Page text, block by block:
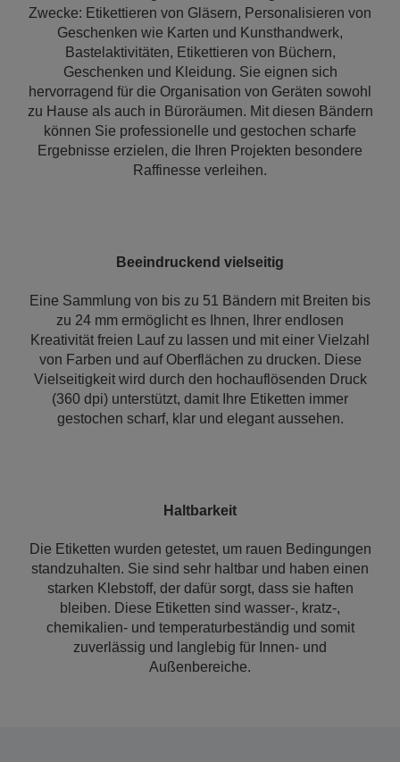
Zwecke: Etikettieren von Gläsern, Personalisieren von
Geschenken wie Karten und Kunsthandwerk,
Bastelaktivitäten, Etikettieren von Büchern,
Geschenken und Kleidung. Sie eignen sich
hervorragend für die Organisation von Geräten sowohl
zu Hause als auch in Büroräumen. Mit diesen Bändern
können Sie professionelle und gestochen scharfe
Ergebnisse erzielen, die Ihren Projekten besondere
Raffinesse verleihen.
Beeindruckend vielseitig
Eine Sammlung von bis zu 51 Bändern mit Breiten bis
zu 24 mm ermöglicht es Ihnen, Ihrer endlosen
Kreativität freien Lauf zu lassen und mit einer Vielzahl
von Farben und auf Oberflächen zu drucken. Diese
Vielseitigkeit wird durch den hochauflösenden Druck
(360 dpi) unterstützt, damit Ihre Etiketten immer
gestochen scharf, klar und elegant aussehen.
Haltbarkeit
Die Etiketten wurden getestet, um rauen Bedingungen
standzuhalten. Sie sind sehr haltbar und haben einen
starken Klebstoff, der dafür sorgt, dass sie haften
bleiben. Diese Etiketten sind wasser-, kratz-,
chemikalien- und temperaturbeständig und somit
zuverlässig und langlebig für Innen- und
Außenbereiche.